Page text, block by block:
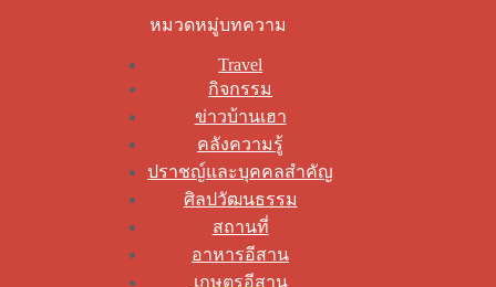
หมวดหมู่บทความ
Travel
กิจกรรม
ข่าวบ้านเฮา
คลังความรู้
ปราชญ์และบุคคลสำคัญ
ศิลปวัฒนธรรม
สถานที่
อาหารอีสาน
เกษตรอีสาน